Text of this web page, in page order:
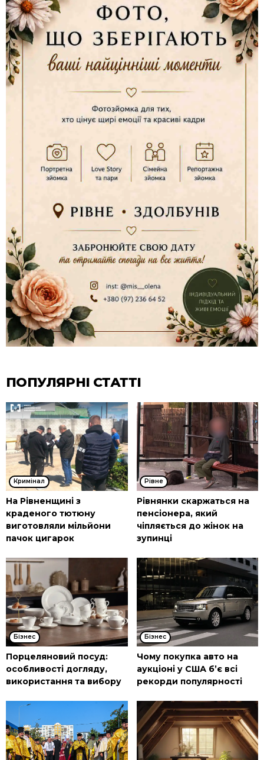
ПОПУЛЯРНІ СТАТТІ
Кримінал
На Рівненщині з
краденого тютюну
виготовляли мільйони
пачок цигарок
Рівне
Рівнянки скаржаться на
пенсіонера, який
чіпляється до жінок на
зупинці
Бізнес
Порцеляновий посуд:
особливості догляду,
використання та вибору
Бізнес
Чому покупка авто на
аукціоні у США б’є всі
рекорди популярності